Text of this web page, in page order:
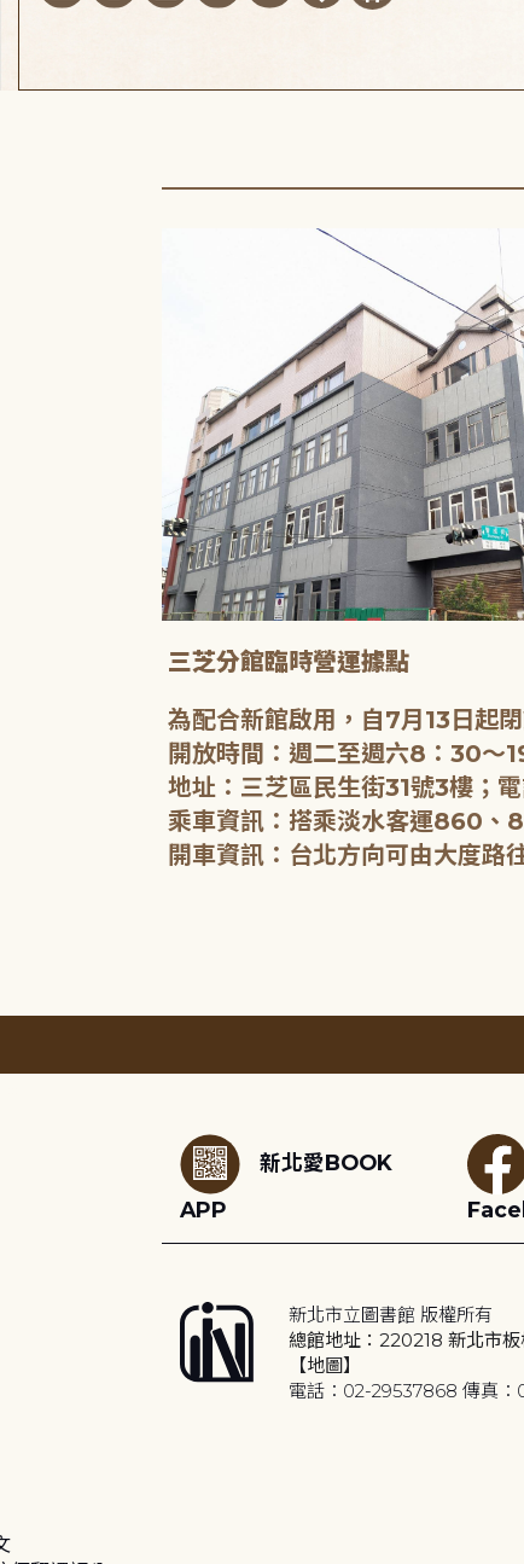
三芝分館臨時營運據點
為配合新館啟用，自7月13日起
開放時間：週二至週六8：30
地址：三芝區民生街31號3樓；
乘車資訊：搭乘淡水客運860、
開車資訊：台北方向可由大度路
新北愛BOOK
APP
新北市立圖書館 版權所有
總館地址：220218 新北市
【地圖】
電話：02-29537868 傳真：